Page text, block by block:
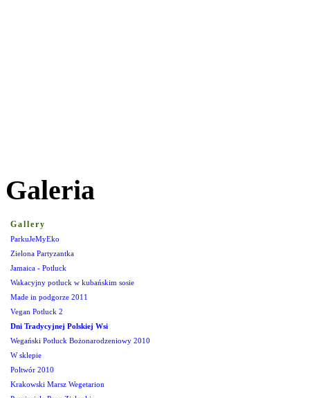
Galeria
Gallery
ParkuJeMyEko
Zielona Partyzantka
Jamaica - Potluck
Wakacyjny potluck w kubańskim sosie
Made in podgorze 2011
Vegan Potluck 2
Dni Tradycyjnej Polskiej Wsi
Wegański Potluck Bożonarodzeniowy 2010
W sklepie
Poltwór 2010
Krakowski Marsz Wegetarion